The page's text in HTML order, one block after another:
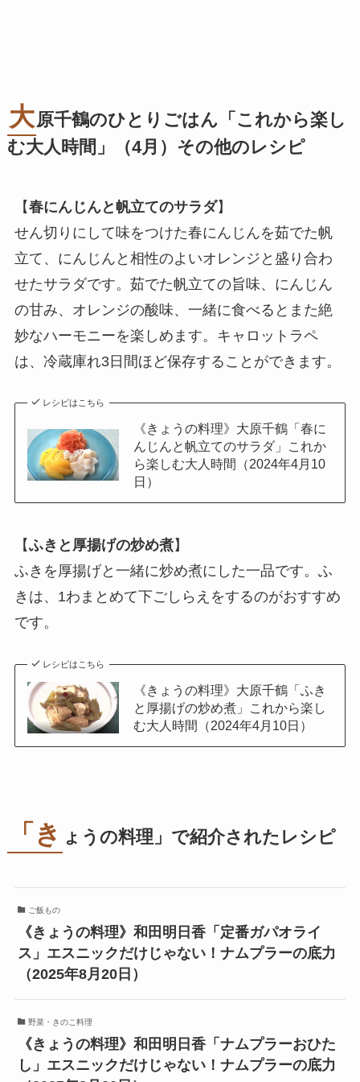
大原千鶴のひとりごはん「これから楽し
む大人時間」（4月）その他のレシピ
【春にんじんと帆立てのサラダ】
せん切りにして味をつけた春にんじんを茹でた帆
立て、にんじんと相性のよいオレンジと盛り合わ
せたサラダです。茹でた帆立ての旨味、にんじん
の甘み、オレンジの酸味、一緒に食べるとまた絶
妙なハーモニーを楽しめます。キャロットラペ
は、冷蔵庫れ3日間ほど保存することができます。
レシピはこちら
《きょうの料理》大原千鶴「春に
んじんと帆立てのサラダ」これか
ら楽しむ大人時間（2024年4月10
日）
【ふきと厚揚げの炒め煮】
ふきを厚揚げと一緒に炒め煮にした一品です。ふ
きは、1わまとめて下ごしらえをするのがおすすめ
です。
レシピはこちら
《きょうの料理》大原千鶴「ふき
と厚揚げの炒め煮」これから楽し
む大人時間（2024年4月10日）
「き ょうの料理」で紹介されたレシピ
ご飯もの
《きょうの料理》和田明日香「定番ガパオライ
ス」エスニックだけじゃない！ナムプラーの底力
（2025年8月20日）
野菜・きのこ料理
《きょうの料理》和田明日香「ナムプラーおひた
し」エスニックだけじゃない！ナムプラーの底力